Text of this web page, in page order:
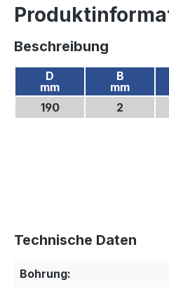
Beschreibung
D
mm
B
mm
190
2
Technische Daten
Bohrung: